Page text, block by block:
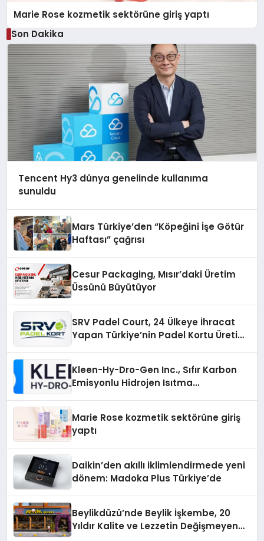
Marie Rose kozmetik sektörüne giriş yaptı
Son Dakika
Tencent Hy3 dünya genelinde kullanıma
sunuldu
Mars Türkiye’den “Köpeğini İşe Götür
Haftası” çağrısı
Cesur Packaging, Mısır’daki Üretim
Üssünü Büyütüyor
SRV Padel Court, 24 Ülkeye İhracat
Yapan Türkiye’nin Padel Kortu Üretim
Kleen-Hy-Dro-Gen Inc., Sıfır Karbon
Emisyonlu Hidrojen Isıtma
Marie Rose kozmetik sektörüne giriş
yaptı
Daikin’den akıllı iklimlendirmede yeni
dönem: Madoka Plus Türkiye’de
Beylikdüzü’nde Beylik İşkembe, 20
Yıldır Kalite ve Lezzetin Değişmeyen